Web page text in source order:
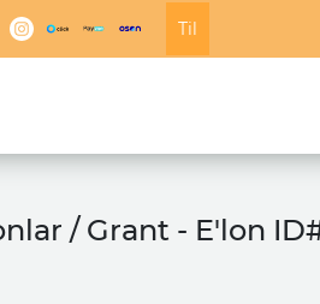
Til
/ Grant - E'lon